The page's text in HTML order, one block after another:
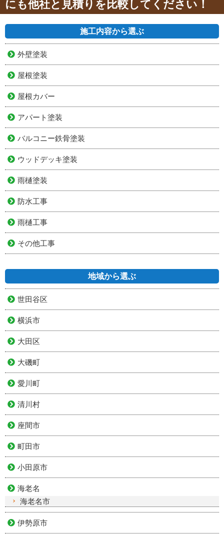
にも他社と見積りを比較してください！
施工内容から選ぶ
外壁塗装
屋根塗装
屋根カバー
アパート塗装
バルコニー鉄骨塗装
ウッドデッキ塗装
雨樋塗装
防水工事
雨樋工事
その他工事
地域から選ぶ
世田谷区
横浜市
大田区
大磯町
愛川町
清川村
座間市
町田市
小田原市
海老名
海老名市
伊勢原市